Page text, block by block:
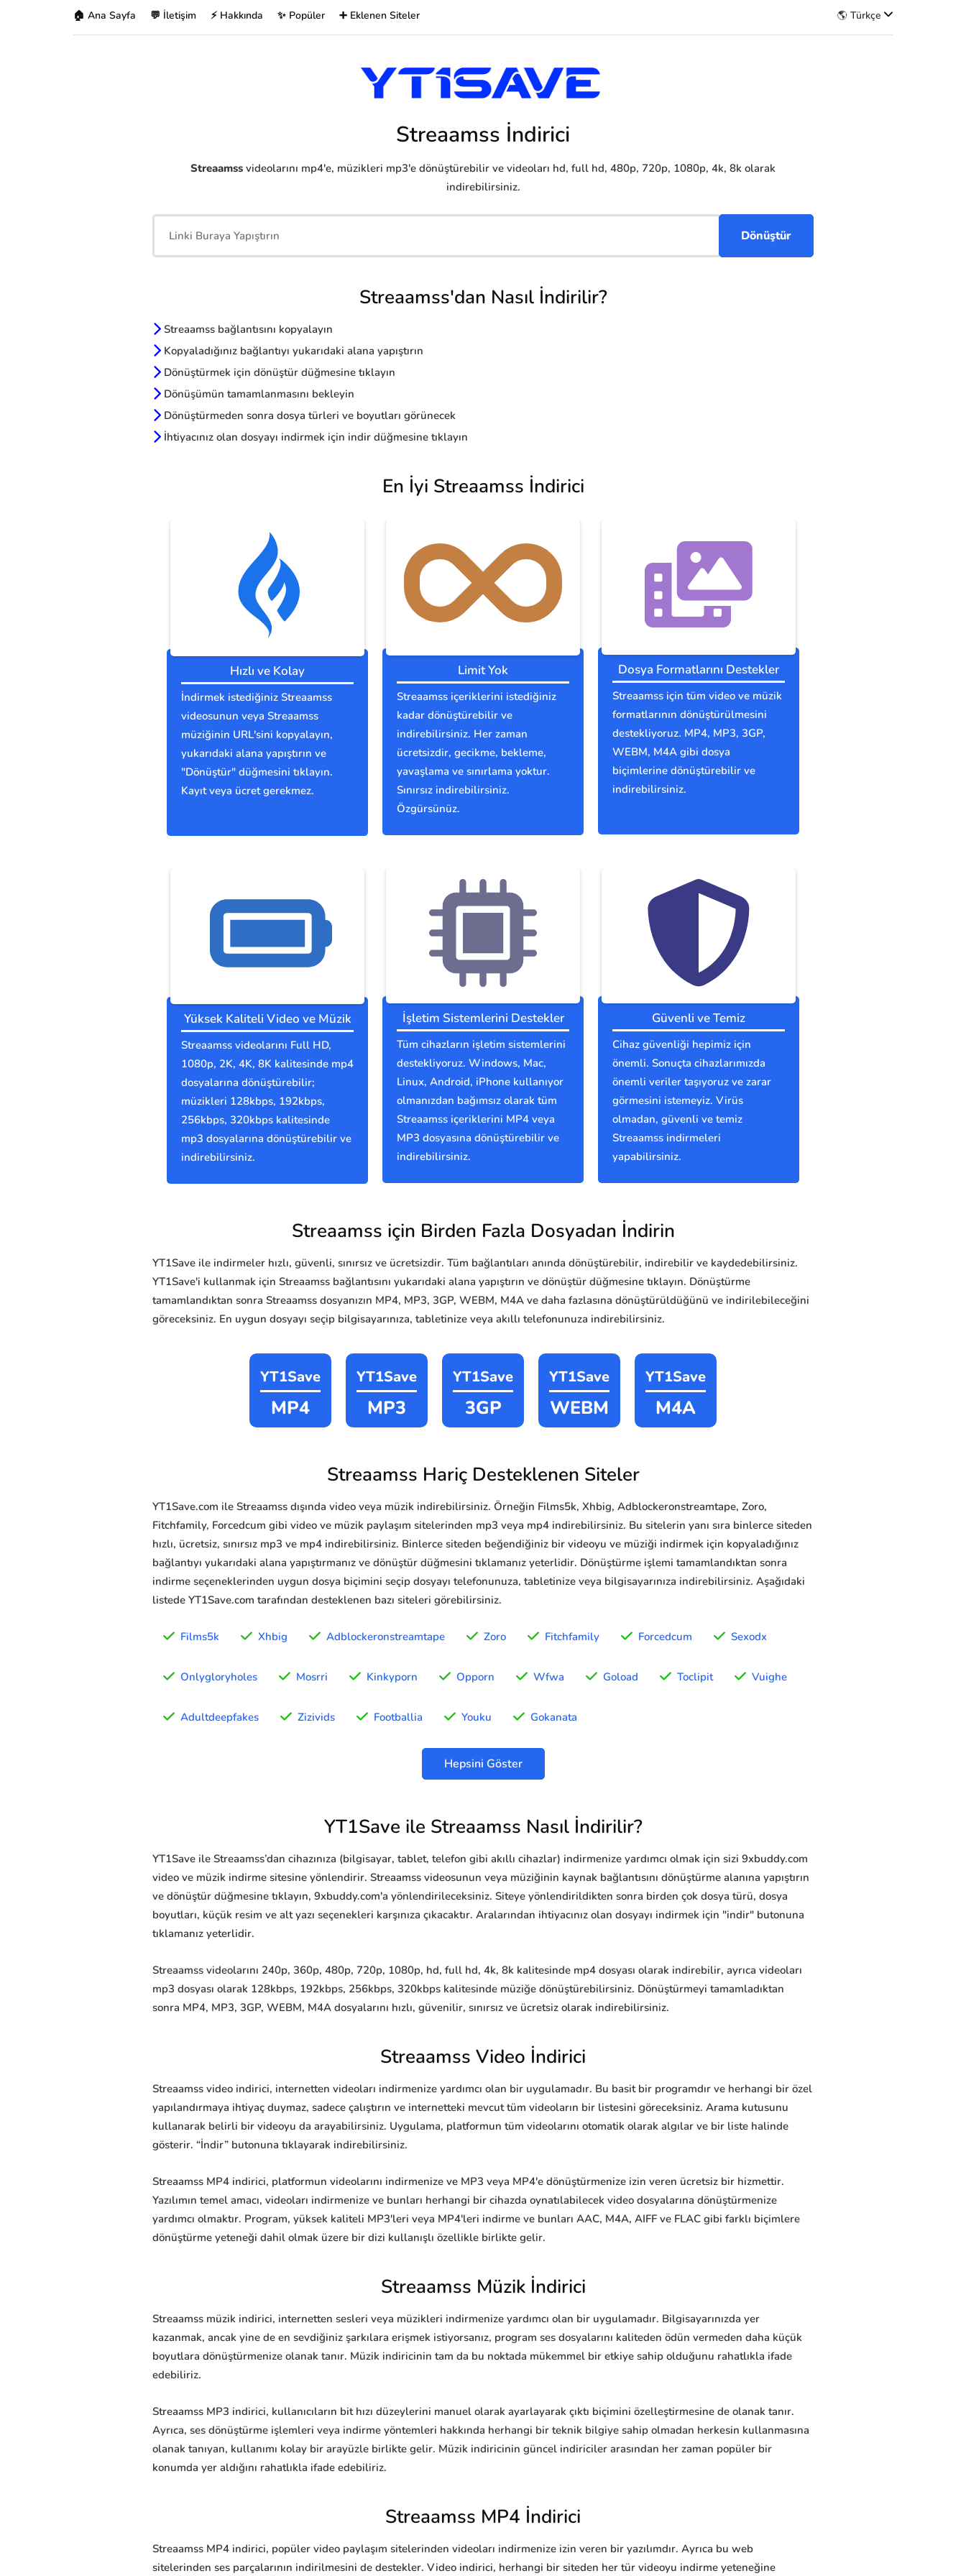
🏠 Ana Sayfa 💬 İletişim ⚡ Hakkında ✨ Popüler ➕ Eklenen Siteler 🌎 Türkçe
Streaamss İndirici
Streaamss videolarını mp4'e, müzikleri mp3'e dönüştürebilir ve videoları hd, full hd, 480p, 720p, 1080p, 4k, 8k olarak
indirebilirsiniz.
Streaamss'dan Nasıl İndirilir?
Streaamss bağlantısını kopyalayın
Kopyaladığınız bağlantıyı yukarıdaki alana yapıştırın
Dönüştürmek için dönüştür düğmesine tıklayın
Dönüşümün tamamlanmasını bekleyin
Dönüştürmeden sonra dosya türleri ve boyutları görünecek
İhtiyacınız olan dosyayı indirmek için indir düğmesine tıklayın
En İyi Streaamss İndirici
Hızlı ve Kolay
İndirmek istediğiniz Streaamss
videosunun veya Streaamss
müziğinin URL'sini kopyalayın,
yukarıdaki alana yapıştırın ve
"Dönüştür" düğmesini tıklayın.
Kayıt veya ücret gerekmez.
Limit Yok
Streaamss içeriklerini istediğiniz
kadar dönüştürebilir ve
indirebilirsiniz. Her zaman
ücretsizdir, gecikme, bekleme,
yavaşlama ve sınırlama yoktur.
Sınırsız indirebilirsiniz.
Özgürsünüz.
Dosya Formatlarını Destekler
Streaamss için tüm video ve müzik
formatlarının dönüştürülmesini
destekliyoruz. MP4, MP3, 3GP,
WEBM, M4A gibi dosya
biçimlerine dönüştürebilir ve
indirebilirsiniz.
Yüksek Kaliteli Video ve Müzik
Streaamss videolarını Full HD,
1080p, 2K, 4K, 8K kalitesinde mp4
dosyalarına dönüştürebilir;
müzikleri 128kbps, 192kbps,
256kbps, 320kbps kalitesinde
mp3 dosyalarına dönüştürebilir ve
indirebilirsiniz.
İşletim Sistemlerini Destekler
Tüm cihazların işletim sistemlerini
destekliyoruz. Windows, Mac,
Linux, Android, iPhone kullanıyor
olmanızdan bağımsız olarak tüm
Streaamss içeriklerini MP4 veya
MP3 dosyasına dönüştürebilir ve
indirebilirsiniz.
Güvenli ve Temiz
Cihaz güvenliği hepimiz için
önemli. Sonuçta cihazlarımızda
önemli veriler taşıyoruz ve zarar
görmesini istemeyiz. Virüs
olmadan, güvenli ve temiz
Streaamss indirmeleri
yapabilirsiniz.
Streaamss için Birden Fazla Dosyadan İndirin
YT1Save ile indirmeler hızlı, güvenli, sınırsız ve ücretsizdir. Tüm bağlantıları anında dönüştürebilir, indirebilir ve kaydedebilirsiniz.
YT1Save'i kullanmak için Streaamss bağlantısını yukarıdaki alana yapıştırın ve dönüştür düğmesine tıklayın. Dönüştürme
tamamlandıktan sonra Streaamss dosyanızın MP4, MP3, 3GP, WEBM, M4A ve daha fazlasına dönüştürüldüğünü ve indirilebileceğini
göreceksiniz. En uygun dosyayı seçip bilgisayarınıza, tabletinize veya akıllı telefonunuza indirebilirsiniz.
YT1Save
MP4
YT1Save
MP3
YT1Save
3GP
YT1Save
WEBM
YT1Save
M4A
Streaamss Hariç Desteklenen Siteler
YT1Save.com ile Streaamss dışında video veya müzik indirebilirsiniz. Örneğin Films5k, Xhbig, Adblockeronstreamtape, Zoro,
Fitchfamily, Forcedcum gibi video ve müzik paylaşım sitelerinden mp3 veya mp4 indirebilirsiniz. Bu sitelerin yanı sıra binlerce siteden
hızlı, ücretsiz, sınırsız mp3 ve mp4 indirebilirsiniz. Binlerce siteden beğendiğiniz bir videoyu ve müziği indirmek için kopyaladığınız
bağlantıyı yukarıdaki alana yapıştırmanız ve dönüştür düğmesini tıklamanız yeterlidir. Dönüştürme işlemi tamamlandıktan sonra
indirme seçeneklerinden uygun dosya biçimini seçip dosyayı telefonunuza, tabletinize veya bilgisayarınıza indirebilirsiniz. Aşağıdaki
listede YT1Save.com tarafından desteklenen bazı siteleri görebilirsiniz.
Films5k Xhbig Adblockeronstreamtape Zoro Fitchfamily Forcedcum Sexodx
Onlygloryholes Mosrri Kinkyporn Opporn Wfwa Goload Toclipit Vuighe
Adultdeepfakes Zizivids Footballia Youku Gokanata
Hepsini Göster
YT1Save ile Streaamss Nasıl İndirilir?
YT1Save ile Streaamss’dan cihazınıza (bilgisayar, tablet, telefon gibi akıllı cihazlar) indirmenize yardımcı olmak için sizi 9xbuddy.com
video ve müzik indirme sitesine yönlendirir. Streaamss videosunun veya müziğinin kaynak bağlantısını dönüştürme alanına yapıştırın
ve dönüştür düğmesine tıklayın, 9xbuddy.com'a yönlendirileceksiniz. Siteye yönlendirildikten sonra birden çok dosya türü, dosya
boyutları, küçük resim ve alt yazı seçenekleri karşınıza çıkacaktır. Aralarından ihtiyacınız olan dosyayı indirmek için "indir" butonuna
tıklamanız yeterlidir.
Streaamss videolarını 240p, 360p, 480p, 720p, 1080p, hd, full hd, 4k, 8k kalitesinde mp4 dosyası olarak indirebilir, ayrıca videoları
mp3 dosyası olarak 128kbps, 192kbps, 256kbps, 320kbps kalitesinde müziğe dönüştürebilirsiniz. Dönüştürmeyi tamamladıktan
sonra MP4, MP3, 3GP, WEBM, M4A dosyalarını hızlı, güvenilir, sınırsız ve ücretsiz olarak indirebilirsiniz.
Streaamss Video İndirici
Streaamss video indirici, internetten videoları indirmenize yardımcı olan bir uygulamadır. Bu basit bir programdır ve herhangi bir özel
yapılandırmaya ihtiyaç duymaz, sadece çalıştırın ve internetteki mevcut tüm videoların bir listesini göreceksiniz. Arama kutusunu
kullanarak belirli bir videoyu da arayabilirsiniz. Uygulama, platformun tüm videolarını otomatik olarak algılar ve bir liste halinde
gösterir. “İndir” butonuna tıklayarak indirebilirsiniz.
Streaamss MP4 indirici, platformun videolarını indirmenize ve MP3 veya MP4'e dönüştürmenize izin veren ücretsiz bir hizmettir.
Yazılımın temel amacı, videoları indirmenize ve bunları herhangi bir cihazda oynatılabilecek video dosyalarına dönüştürmenize
yardımcı olmaktır. Program, yüksek kaliteli MP3'leri veya MP4'leri indirme ve bunları AAC, M4A, AIFF ve FLAC gibi farklı biçimlere
dönüştürme yeteneği dahil olmak üzere bir dizi kullanışlı özellikle birlikte gelir.
Streaamss Müzik İndirici
Streaamss müzik indirici, internetten sesleri veya müzikleri indirmenize yardımcı olan bir uygulamadır. Bilgisayarınızda yer
kazanmak, ancak yine de en sevdiğiniz şarkılara erişmek istiyorsanız, program ses dosyalarını kaliteden ödün vermeden daha küçük
boyutlara dönüştürmenize olanak tanır. Müzik indiricinin tam da bu noktada mükemmel bir etkiye sahip olduğunu rahatlıkla ifade
edebiliriz.
Streaamss MP3 indirici, kullanıcıların bit hızı düzeylerini manuel olarak ayarlayarak çıktı biçimini özelleştirmesine de olanak tanır.
Ayrıca, ses dönüştürme işlemleri veya indirme yöntemleri hakkında herhangi bir teknik bilgiye sahip olmadan herkesin kullanmasına
olanak tanıyan, kullanımı kolay bir arayüzle birlikte gelir. Müzik indiricinin güncel indiriciler arasından her zaman popüler bir
konumda yer aldığını rahatlıkla ifade edebiliriz.
Streaamss MP4 İndirici
Streaamss MP4 indirici, popüler video paylaşım sitelerinden videoları indirmenize izin veren bir yazılımdır. Ayrıca bu web
sitelerinden ses parçalarının indirilmesini de destekler. Video indirici, herhangi bir siteden her tür videoyu indirme yeteneğine